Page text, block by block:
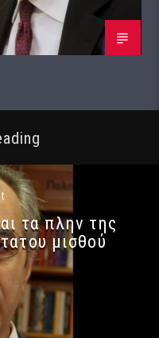
τα πλην της
μισθού